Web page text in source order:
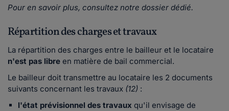
Pour en savoir plus, consultez notre dossier dédié.
Répartition des charges et travaux
La répartition des charges entre le bailleur et le locataire
n'est pas libre en matière de bail commercial.
Le bailleur doit transmettre au locataire les 2 documents
suivants concernant les travaux (12) :
l'état prévisionnel des travaux qu'il envisage de